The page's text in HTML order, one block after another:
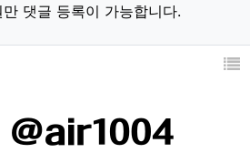
댓글 등록이 가능합니다.